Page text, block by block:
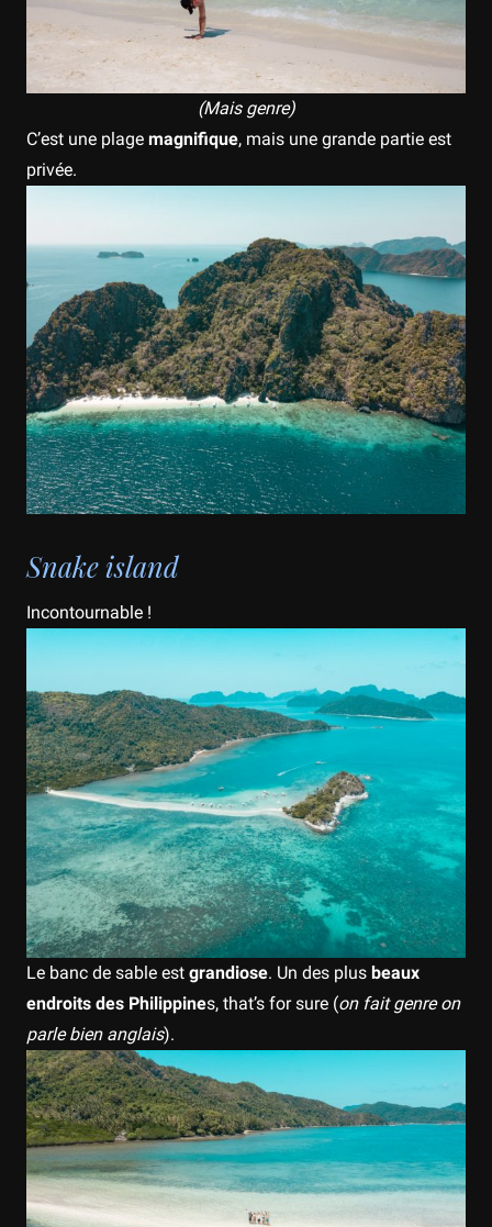
(Mais genre)
C’est une plage magnifique, mais une grande partie est
privée.
Snake island
Incontournable !
Le banc de sable est grandiose. Un des plus beaux
endroits des Philippines, that’s for sure (on fait genre on
parle bien anglais).